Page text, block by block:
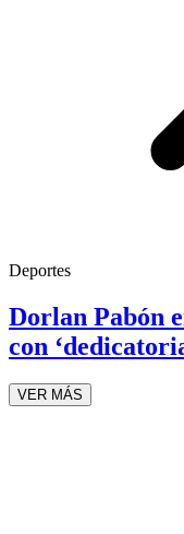
Deportes
Dorlan Pabón
con
VER MÁS